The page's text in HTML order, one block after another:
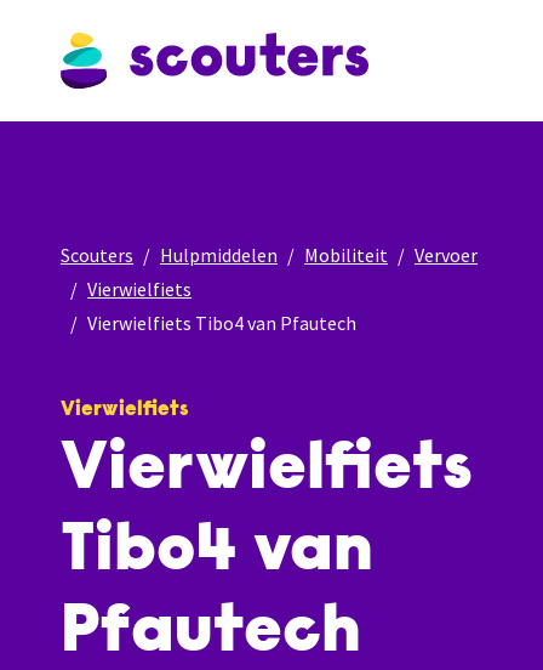
Scouters Hulpmiddelen Mobiliteit
Vervoer
Vierwielfiets
Vierwielfiets Tibo4 van Pfautech
Vierwielfiets
Vierwielfiets
Tibo4 van
Pfautech